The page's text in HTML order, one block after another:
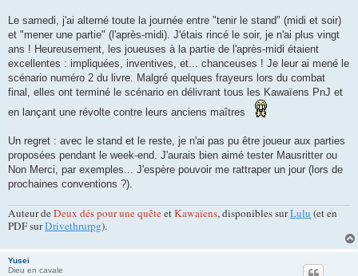
Le samedi, j'ai alterné toute la journée entre "tenir le stand" (midi et soir)
et "mener une partie" (l'après-midi). J'étais rincé le soir, je n'ai plus vingt
ans ! Heureusement, les joueuses à la partie de l'après-midi étaient
excellentes : impliquées, inventives, et... chanceuses ! Je leur ai mené le
scénario numéro 2 du livre. Malgré quelques frayeurs lors du combat
final, elles ont terminé le scénario en délivrant tous les Kawaïens PnJ et
en lançant une révolte contre leurs anciens maîtres
Un regret : avec le stand et le reste, je n'ai pas pu être joueur aux parties
proposées pendant le week-end. J'aurais bien aimé tester Mausritter ou
Non Merci, par exemples... J'espère pouvoir me rattraper un jour (lors de
prochaines conventions ?).
Auteur deDeux dés pour une quêteetKawaïens, disponibles surLulu (et en
PDF surDrivethrurpg).
Yusei
Dieu en cavale